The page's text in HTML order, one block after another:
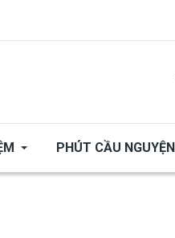
PHÚT CẦU NGUYỆN